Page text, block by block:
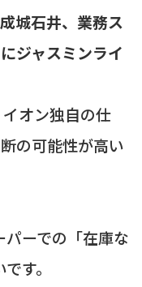
城石井、業務ス
ジャスミンライ
オン独自の仕
の可能性が高い
パーでの「在庫な
す。